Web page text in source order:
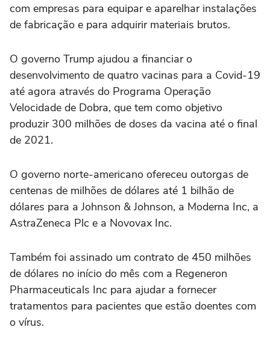
com empresas para equipar e aparelhar instalações
de fabricação e para adquirir materiais brutos.
O governo Trump ajudou a financiar o
desenvolvimento de quatro vacinas para a Covid-19
até agora através do Programa Operação
Velocidade de Dobra, que tem como objetivo
produzir 300 milhões de doses da vacina até o final
de 2021.
O governo norte-americano ofereceu outorgas de
centenas de milhões de dólares até 1 bilhão de
dólares para a Johnson & Johnson, a Moderna Inc, a
AstraZeneca Plc e a Novovax Inc.
Também foi assinado um contrato de 450 milhões
de dólares no início do mês com a Regeneron
Pharmaceuticals Inc para ajudar a fornecer
tratamentos para pacientes que estão doentes com
o vírus.